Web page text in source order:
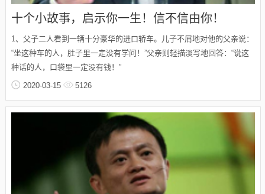
十个小故事，启示你一生！信不信由你！
1、父子二人看到一辆十分豪华的进口轿车。儿子不屑地对他的父亲说：
“坐这种车的人，肚子里一定没有学问！”父亲则轻描淡写地回答：“说这
种话的人，口袋里一定没有钱！”
2020-03-15 5126